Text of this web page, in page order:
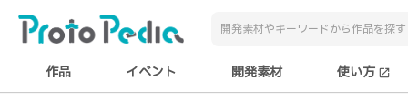
作品 イベント 開発素材 使い方 open_in_new